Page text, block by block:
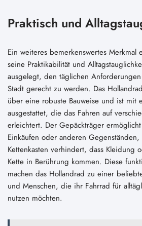
Praktisch und
Ein weiteres bemerkenswertes Merkmal
seine Praktikabilität und
ausgelegt, den täglichen
Stadt gerecht zu werden. Das
über eine robuste Bauweise und ist mit
ausgestattet, die das Fahren auf
erleichtert. Der Gepäckträger
Einkäufen oder anderen
Kettenkasten verhindert, dass Kleidung
Kette in Berührung kommen. Diese
machen das Hollandrad zu einer
und Menschen, die ihr Fahrrad für
nutzen möchten.